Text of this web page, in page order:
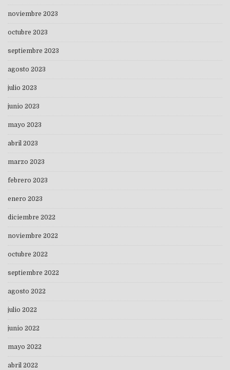
noviembre 2023
octubre 2023
septiembre 2023
agosto 2023
julio 2023
junio 2023
mayo 2023
abril 2023
marzo 2023
febrero 2023
enero 2023
diciembre 2022
noviembre 2022
octubre 2022
septiembre 2022
agosto 2022
julio 2022
junio 2022
mayo 2022
abril 2022